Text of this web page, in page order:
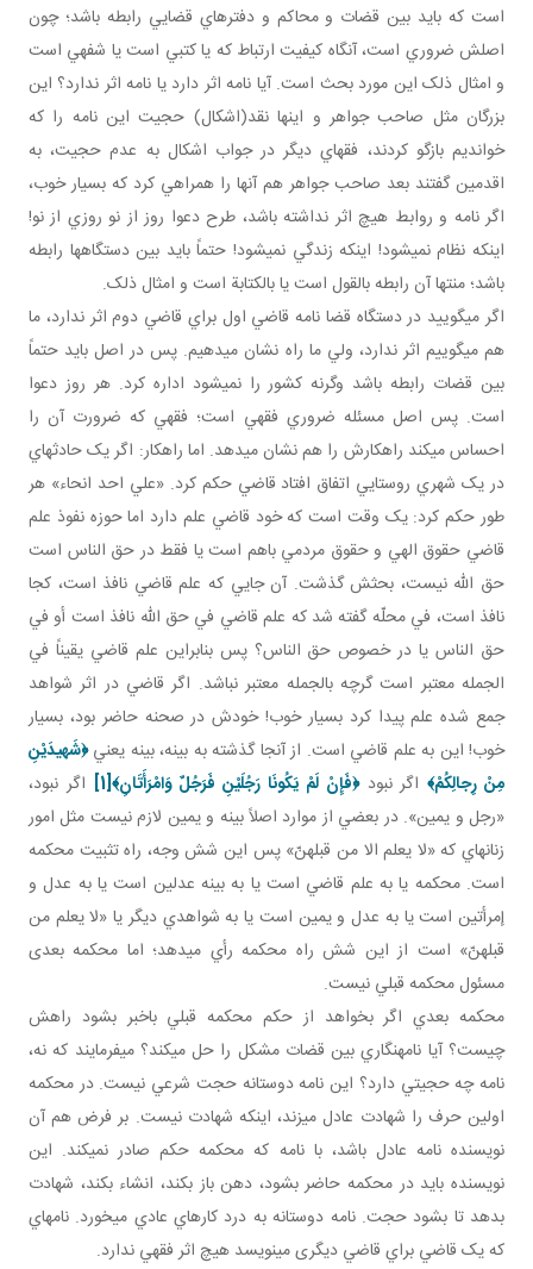
است که بايد بين قضات و محاکم و دفترهاي قضايي رابطه باشد؛ چون
اصلش ضروري است، آن گاه کيفيت ارتباط که يا کتبي است يا شفهي است
و امثال ذلک اين مورد بحث است. آيا نامه اثر دارد يا نامه اثر ندارد؟ اين
بزرگان مثل صاحب جواهر و اينها نقد(اشکال) حجيت اين نامه را که
خوانديم بازگو کردند، فقهاي ديگر در جواب اشکال به عدم حجيت، به
اقدمين گفتند بعد صاحب جواهر هم آنها را همراهي کرد که بسيار خوب،
اگر نامه و روابط هيچ اثر نداشته باشد، طرح دعوا روز از نو روزي از نو!
اينکه نظام نمي شود! اينکه زندگي نمي شود! حتماً بايد بين دستگاه ها رابطه
باشد؛ منتها آن رابطه بالقول است يا بالکتابة است و امثال ذلک.
اگر می­گوييد در دستگاه قضا نامه قاضي اول براي قاضي دوم اثر ندارد، ما
هم مي گوييم اثر ندارد، ولي ما راه نشان مي دهيم. پس در اصل بايد حتماً
بين قضات رابطه باشد وگرنه کشور را نمي شود اداره کرد. هر روز دعوا
است. پس اصل مسئله ضروري فقهي است؛ فقهي که ضرورت آن را
احساس مي کند راهکارش را هم نشان مي دهد. اما راهکار: اگر يک حادثه اي
در يک شهري روستايي اتفاق افتاد قاضي حکم کرد. «علي احد انحاء» هر
طور حکم کرد: يک وقت است که خود قاضي علم دارد اما حوزه نفوذ علم
قاضي حقوق الهي و حقوق مردمي باهم است يا فقط در حق الناس است
حق الله نيست، بحثش گذشت. آن جايي که علم قاضي نافذ است، کجا
نافذ است، في محلّه گفته شد که علم قاضي في حق الله نافذ است أو في
حق الناس يا در خصوص حق الناس؟ پس بنابراين علم قاضي يقيناً في
الجمله معتبر است گرچه بالجمله معتبر نباشد. اگر قاضي در اثر شواهد
جمع شده علم پيدا کرد بسيار خوب! خودش در صحنه حاضر بود، بسيار
خوب! اين به علم قاضي است. از آنجا گذشته به بينه، بينه يعني﴿شَهيدَيْنِ
مِنْ رِجالِكُمْ﴾اگر نبود﴿فَإِنْ لَمْ يَكُونَا رَجُلَيْنِ فَرَجُلٌ وَامْرَأَتَانِ﴾[1]
اگر نبود،
«رجل و يمين». در بعضي از موارد اصلاً بينه و يمين لازم نيست مثل امور
زنانه اي که «لا يعلم الا من قبلهنّ» پس اين شش وجه، راه تثبيت محکمه
است. محکمه يا به علم قاضي است يا به بينه عدلين است يا به عدل و
إمرأتين است يا به عدل و يمين است يا به شواهدي ديگر يا «لا يعلم من
قبلهنّ» است از اين شش راه محکمه رأي مي دهد؛ اما محکمه بعدی
مسئول محکمه قبلي نيست.
محکمه بعدي اگر بخواهد از حکم محکمه قبلي باخبر بشود راهش
چيست؟ آيا نامه نگاري بين قضات مشکل را حل مي کند؟ مي فرمايند که نه،
نامه چه حجيتي دارد؟ اين نامه دوستانه حجت شرعي نيست. در محکمه
اولين حرف را شهادت عادل مي زند، اينکه شهادت نيست. بر فرض هم آن
نويسنده نامه عادل باشد، با نامه که محکمه حکم صادر نمي کند. اين
نويسنده بايد در محکمه حاضر بشود، دهن باز بکند، انشاء بکند، شهادت
بدهد تا بشود حجت. نامه دوستانه به درد کارهاي عادي مي خورد. نامه اي
که يک قاضي براي قاضي ديگری مي نويسد هيچ اثر فقهي ندارد.